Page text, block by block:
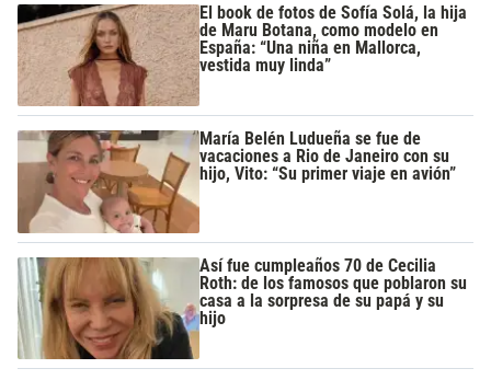
El book de fotos de Sofía Solá, la hija
de Maru Botana, como modelo en
España: “Una niña en Mallorca,
vestida muy linda”
María Belén Ludueña se fue de
vacaciones a Rio de Janeiro con su
hijo, Vito: “Su primer viaje en avión”
Así fue cumpleaños 70 de Cecilia
Roth: de los famosos que poblaron su
casa a la sorpresa de su papá y su
hijo